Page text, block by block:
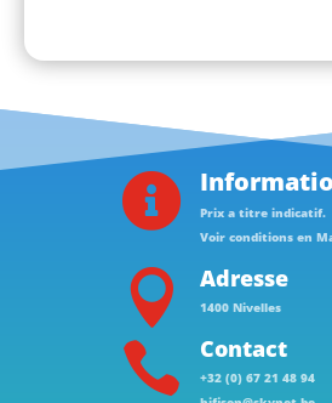

Prix a titre indicatif.
Voir conditions en
 Adresse
1400 Nivelles
 Contact
+32 (0) 67 21 48 94